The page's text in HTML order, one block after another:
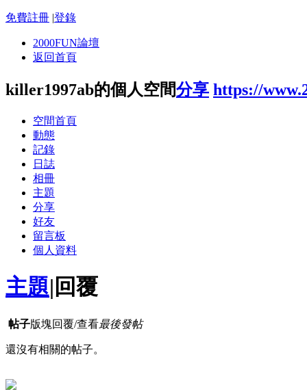
免費註冊 |登錄
2000FUN論壇
返回首頁
killer1997ab的個人空間分享 https://
空間首頁
動態
記錄
日誌
相冊
主題
分享
好友
留言板
個人資料
主題| 回覆
帖子版塊回覆/查看最後發帖
還沒有相關的帖子。